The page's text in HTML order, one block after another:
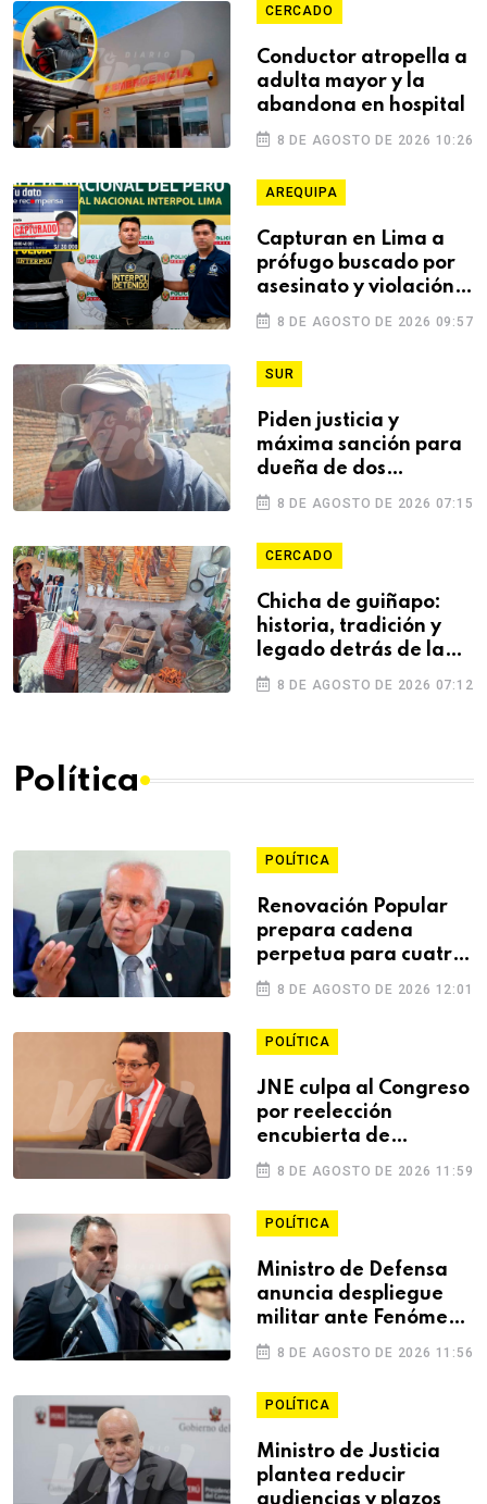
CERCADO
Conductor atropella a
adulta mayor y la
abandona en hospital
8 DE AGOSTO DE 2026 10:26
AREQUIPA
Capturan en Lima a
prófugo buscado por
asesinato y violación
de estudiante en
Arequipa
8 DE AGOSTO DE 2026 09:57
SUR
Piden justicia y
máxima sanción para
dueña de dos
rottweiler que
mataron a mujer
8 DE AGOSTO DE 2026 07:15
CERCADO
Chicha de guiñapo:
historia, tradición y
legado detrás de la
bebida emblemática
de Arequipa
8 DE AGOSTO DE 2026 07:12
Política
POLÍTICA
Renovación Popular
prepara cadena
perpetua para cuatro
delitos
8 DE AGOSTO DE 2026 12:01
POLÍTICA
JNE culpa al Congreso
por reelección
encubierta de
alcaldes
8 DE AGOSTO DE 2026 11:59
POLÍTICA
Ministro de Defensa
anuncia despliegue
militar ante Fenómeno
El Niño
8 DE AGOSTO DE 2026 11:56
POLÍTICA
Ministro de Justicia
plantea reducir
audiencias y plazos